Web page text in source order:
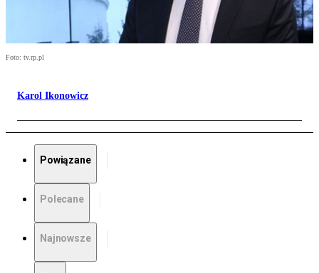
Foto: tv.rp.pl
Karol Ikonowicz
Powiązane
Polecane
Najnowsze